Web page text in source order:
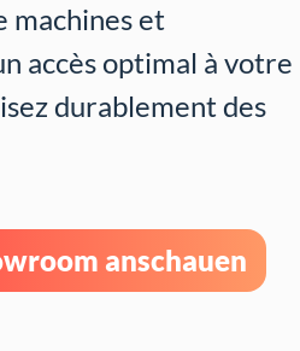
machines et
accès optimal à votre
durablement des
anschauen